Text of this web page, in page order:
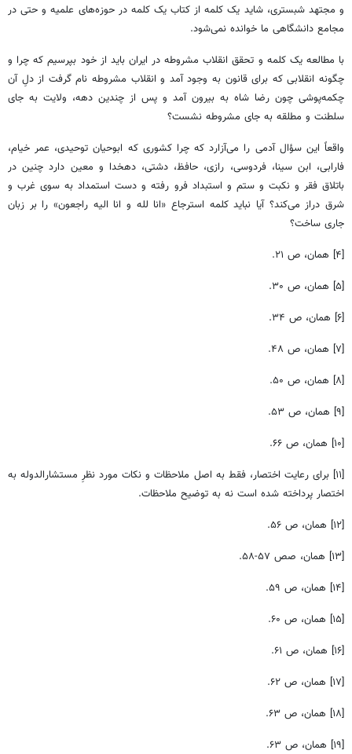
و مجتهد شبستری، شاید یک کلمه از کتاب یک کلمه در حوزه‌های علمیه و حتی در
مجامع دانشگاهی ما خوانده نمی‌شود.
با مطالعه یک کلمه و تحقق انقلاب مشروطه در ایران باید از خود بپرسیم که چرا و
چگونه انقلابی که برای قانون به وجود آمد و انقلاب مشروطه نام گرفت از دلِ آن
چکمه‌‎پوشی چون رضا شاه به بیرون آمد و پس از چندین دهه، ولایت به جای
سلطنت و مطلقه به جای مشروطه نشست؟
واقعاً این سؤال آدمی را می‌آزارد که چرا کشوری که ابوحیان توحیدی، عمر خیام،
فارابی، ابن سینا، فردوسی، رازی، حافظ، دشتی، دهخدا و معین دارد چنین در
باتلاق فقر و نکبت و ستم و استبداد فرو رفته و دست استمداد به سوی غرب و
شرق دراز می‌کند؟ آیا نباید کلمه استرجاع «انا لله و انا الیه راجعون» را بر زبان
جاری ساخت؟
[۴] همان، ص ۲۱.
[۵] همان، ص ۳۰.
[۶] همان، ص ۳۴.
[۷] همان، ص ۴۸.
[۸] همان، ص ۵۰.
[۹] همان، ص ۵۳.
[۱۰] همان، ص ۶۶.
[۱۱] برای رعایت اختصار، فقط به اصل ملاحظات و نکات مورد نظرِ مستشارالدوله به
اختصار پرداخته شده است نه به توضیح ملاحظات.
[۱۲] همان، ص ۵۶.
[۱۳] همان، صص ۵۷-۵۸.
[۱۴] همان، ص ۵۹.
[۱۵] همان، ص ۶۰.
[۱۶] همان، ص ۶۱.
[۱۷] همان، ص ۶۲.
[۱۸] همان، ص ۶۳.
[۱۹] همان، ص ۶۳.